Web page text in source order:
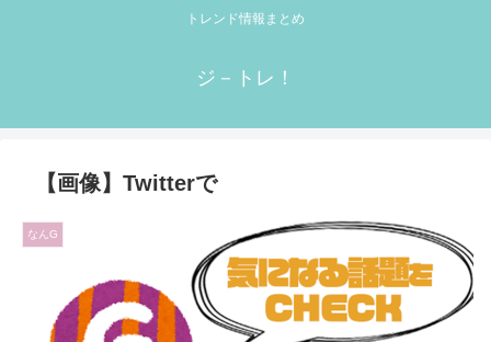
トレンド情報まとめ
ジ－トレ！
【画像】Twitterで
なんG